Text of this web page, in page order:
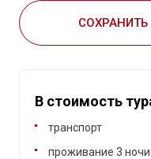
В стоимость
транспорт
проживание 3 ночи